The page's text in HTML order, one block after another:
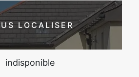
LOCALISER
indisponible